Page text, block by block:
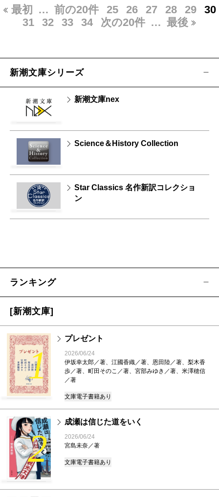
最初 … 前の20件 25 26 27 28 29
30
31
32 33 34 次の20件 … 最後
新潮文庫シリーズ
新潮文庫nex
Science＆History Collection
Star Classics 名作新訳コレクショ
ン
ランキング
[新潮文庫]
1
プレゼント
2026/06/24
伊坂幸太郎／著、江國香織／著、恩田陸／著、梨木香
歩／著、町田そのこ／著、宮部みゆき／著、米澤穂信
／著
文庫電子書籍あり
2
成瀬は信じた道をいく
2026/06/24
宮島未奈／著
文庫電子書籍あり